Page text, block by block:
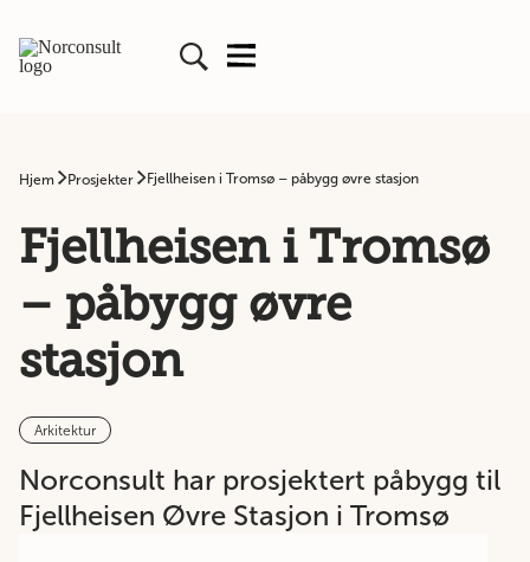
Hjem Prosjekter Fjellheisen i Tromsø – påbygg øvre stasjon
Fjellheisen i Tromsø
– påbygg øvre
stasjon
Arkitektur
Norconsult har prosjektert påbygg til
Fjellheisen Øvre Stasjon i Tromsø